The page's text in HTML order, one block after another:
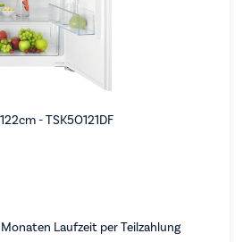
- TSK5O121DF
Laufzeit per Teilzahlung